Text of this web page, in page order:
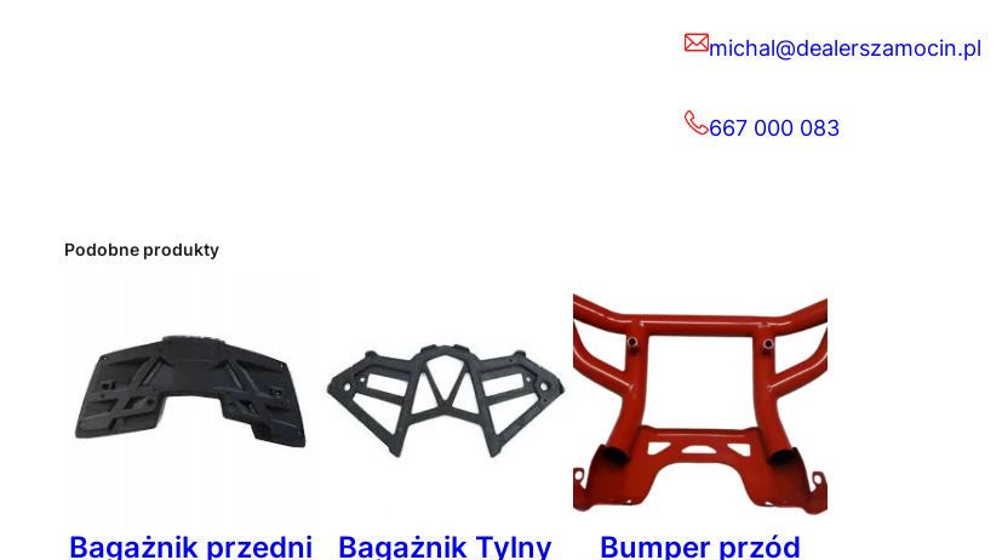
michal@dealerszamocin.pl
667 000 083
Podobne produkty
Bagażnik przedni
Bagażnik Tylny
Bumper przód